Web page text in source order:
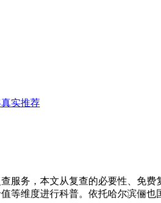
实推荐
服务，本文从复查的必要性、免费
等维度进行科普。依托哈尔滨俪也